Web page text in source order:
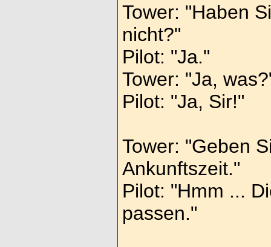
Tower: "Haben
nicht?"
Pilot: "Ja."
Tower: "Ja,
Pilot: "Ja, Sir!"
Tower: "Geben
Ankunftszeit."
Pilot: "Hmm ...
passen."